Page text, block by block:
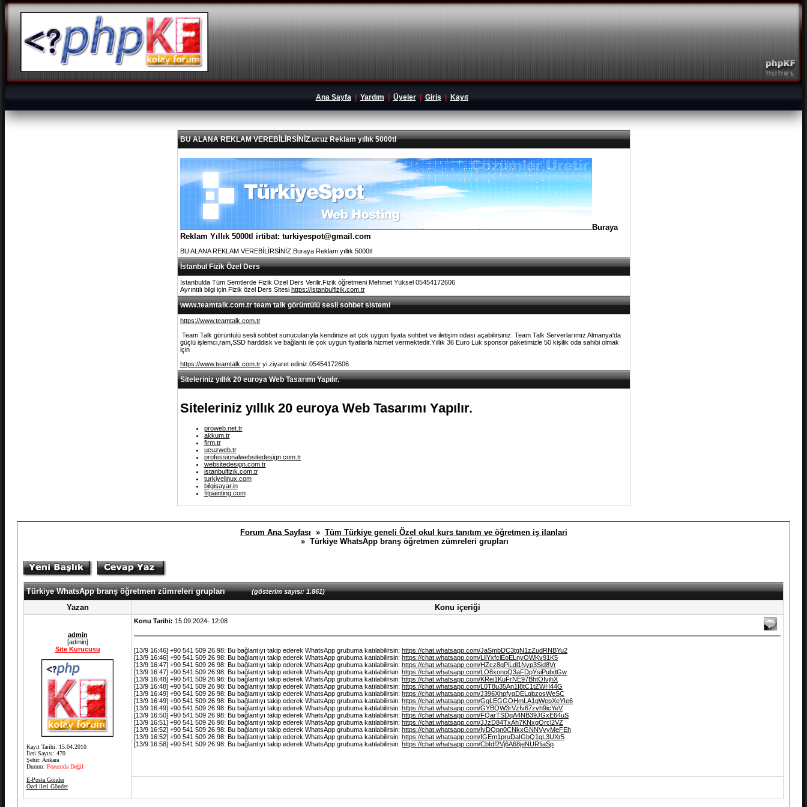
Ana Sayfa| Yardım Üyeler| Giriş| Kayıt
BU ALANA REKLAM VEREBİLİRSİNİZ.ucuz Reklam yıllık 5000tl
Buraya
Reklam Yıllık 5000tl irtibat: turkiyespot@gmail.com
BU ALANA REKLAM VEREBİLİRSİNİZ.Buraya Reklam yıllık 5000tl
İstanbul Fizik Özel Ders
İstanbulda Tüm Semtlerde Fizik Özel Ders Verilir.Fizik öğretmeni Mehmet Yüksel 05454172606
Ayrıntılı bilgi için Fizik özel Ders Sitesi https://istanbulfizik.com.tr
www.teamtalk.com.tr team talk görüntülü sesli sohbet sistemi
https://www.teamtalk.com.tr
Team Talk görüntülü sesli sohbet sunucularıyla kendinize ait çok uygun fiyata sohbet ve iletişim odası açabilirsiniz. Team Talk Serverlarımız Almanya'da
güçlü işlemci,ram,SSD harddisk ve bağlantı ile çok uygun fiyatlarla hizmet vermektedir.Yıllık 36 Euro Luk sponsor paketimizle 50 kişilik oda sahibi olmak
için
https://www.teamtalk.com.tryi ziyaret ediniz.05454172606
Siteleriniz yıllık 20 euroya Web Tasarımı Yapılır.
Siteleriniz yıllık 20 euroya Web Tasarımı Yapılır.
proweb.net.tr
akkum.tr
firm.tr
ucuzweb.tr
professionalwebsitedesign.com.tr
websitedesign.com.tr
istanbulfizik.com.tr
turkiyelinux.com
bilgisayar.in
fitpainting.com
Forum Ana Sayfası » Tüm Türkiye geneli Özel okul kurs tanıtım ve öğretmen iş ilanlari
» Türkiye WhatsApp branş öğretmen zümreleri grupları
Türkiye WhatsApp branş öğretmen zümreleri grupları(gösterim sayısı: 1.861)
Yazan Konu içeriği
admin
[admin]
Site Kurucusu
Kayıt Tarihi: 15.04.2010
İleti Sayısı: 470
Şehir: Ankara
Durum: Forumda Değil
E-Posta Gönder
Özel ileti Gönder
Konu Tarihi: 15.09.2024- 12:08
[13/9 16:46] +90 541 509 26 98: Bu bağlantıyı takip ederek WhatsApp grubuma katılabilirsin: https://chat.whatsapp.com/JaSmbDC3tgN1zZudRNBYu2
[13/9 16:46] +90 541 509 26 98: Bu bağlantıyı takip ederek WhatsApp grubuma katılabilirsin: https://chat.whatsapp.com/LiiYxfclEoELnyOWKv91K5
[13/9 16:47] +90 541 509 26 98: Bu bağlantıyı takip ederek WhatsApp grubuma katılabilirsin: https://chat.whatsapp.com/HZcz8qPiLdl1Nyp3Sid8Vr
[13/9 16:47] +90 541 509 26 98: Bu bağlantıyı takip ederek WhatsApp grubuma katılabilirsin: https://chat.whatsapp.com/LO8xonoQ3aFDpYsiPubdGw
[13/9 16:48] +90 541 509 26 98: Bu bağlantıyı takip ederek WhatsApp grubuma katılabilirsin: https://chat.whatsapp.com/KRei1KuFrNE97BhtOIvjhX
[13/9 16:48] +90 541 509 26 98: Bu bağlantıyı takip ederek WhatsApp grubuma katılabilirsin: https://chat.whatsapp.com/L0T8u35An1I8tC1tZWH44G
[13/9 16:49] +90 541 509 26 98: Bu bağlantıyı takip ederek WhatsApp grubuma katılabilirsin: https://chat.whatsapp.com/J396XhpfygDELqbzosWeSC
[13/9 16:49] +90 541 509 26 98: Bu bağlantıyı takip ederek WhatsApp grubuma katılabilirsin: https://chat.whatsapp.com/GgLEGGOHmLA1gWepXeYIe6
[13/9 16:49] +90 541 509 26 98: Bu bağlantıyı takip ederek WhatsApp grubuma katılabilirsin: https://chat.whatsapp.com/GYBQW3rVzfv67zvh9icYeV
[13/9 16:50] +90 541 509 26 98: Bu bağlantıyı takip ederek WhatsApp grubuma katılabilirsin: https://chat.whatsapp.com/FQarTSDqA4NB39JGxE64uS
[13/9 16:51] +90 541 509 26 98: Bu bağlantıyı takip ederek WhatsApp grubuma katılabilirsin: https://chat.whatsapp.com/JJzD84TxAh7KNxgOrcl2VZ
[13/9 16:52] +90 541 509 26 98: Bu bağlantıyı takip ederek WhatsApp grubuma katılabilirsin: https://chat.whatsapp.com/IyDQpn0CNkxGNNVyyMeFEh
[13/9 16:52] +90 541 509 26 98: Bu bağlantıyı takip ederek WhatsApp grubuma katılabilirsin: https://chat.whatsapp.com/IGEm1pruDaIGbQ1qL3UXr5
[13/9 16:58] +90 541 509 26 98: Bu bağlantıyı takip ederek WhatsApp grubuma katılabilirsin: https://chat.whatsapp.com/CbIdf2Vj6A68jeNURfiaSp